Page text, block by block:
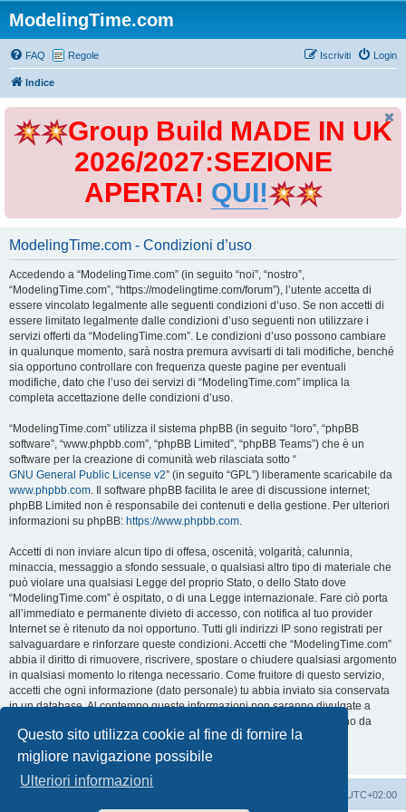
Questo sito utilizza cookie al fine di fornire la
migliore navigazione possibile
Ulteriori informazioni
ModelingTime.com
FAQ Regole Login
Iscriviti
Indice
Group Build MADE IN UK
2026/2027:SEZIONE
APERTA! QUI!
ModelingTime.com - Condizioni d’uso
Accedendo a “ModelingTime.com” (in seguito “noi”, “nostro”,
“ModelingTime.com”, “https://modelingtime.com/forum”), l’utente accetta di
essere vincolato legalmente alle seguenti condizioni d’uso. Se non accetti di
essere limitato legalmente dalle condizioni d’uso seguenti non utilizzare i
servizi offerti da “ModelingTime.com”. Le condizioni d’uso possono cambiare
in qualunque momento, sarà nostra premura avvisarti di tali modifiche, benché
sia opportuno controllare con frequenza queste pagine per eventuali
modifiche, dato che l’uso dei servizi di “ModelingTime.com” implica la
completa accettazione delle condizioni d’uso.
“ModelingTime.com” utilizza il sistema phpBB (in seguito “loro”, “phpBB
software”, “www.phpbb.com”, “phpBB Limited”, “phpBB Teams”) che è un
software per la creazione di comunità web rilasciata sotto “
GNU General Public License v2” (in seguito “GPL”) liberamente scaricabile da
www.phpbb.com. Il software phpBB facilita le aree di discussione internet;
phpBB Limited non è responsabile dei contenuti e della gestione. Per ulteriori
informazioni su phpBB: https://www.phpbb.com.
Accetti di non inviare alcun tipo di offesa, oscenità, volgarità, calunnia,
minaccia, messaggio a sfondo sessuale, o qualsiasi altro tipo di materiale che
può violare una qualsiasi Legge del proprio Stato, o dello Stato dove
“ModelingTime.com” è ospitato, o di una Legge internazionale. Fare ciò porta
all’immediato e permanente divieto di accesso, con notifica al tuo provider
Internet se è ritenuto da noi opportuno. Tutti gli indirizzi IP sono registrati per
salvaguardare e rinforzare queste condizioni. Accetti che “ModelingTime.com”
abbia il diritto di rimuovere, riscrivere, spostare o chiudere qualsiasi argomento
in qualsiasi momento lo ritenga necessario. Come fruitore di questo servizio,
accetti che ogni informazione (dato personale) tu abbia inviato sia conservata
in un database. Al contempo queste informazioni non saranno divulgate a
nessuno senza il tuo consenso, né “ModelingTime.com” o phpBB sono da
ritenersi responsabili per qualsiasi violazione al sistema che possa
compromettere queste informazioni.
UTC+02:00